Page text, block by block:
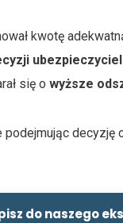
kwotę
się o wyższe
do naszego